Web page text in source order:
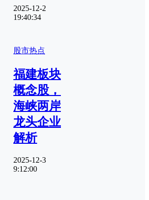
2025-12-2
19:40:34
股市热点
福建板块
概念股，
海峡两岸
龙头企业
解析
2025-12-3
9:12:00